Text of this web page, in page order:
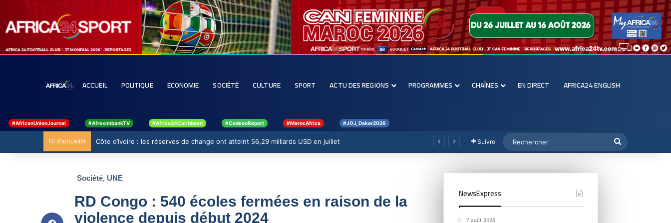
ACCUEIL POLITIQUE ECONOMIE SOCIÉTÉ CULTURE SPORT ACTU DES REGIONS PROGRAMMES CHAÎNES EN DIRECT AFRICA24 ENGLISH
#AfricanUnionJournal #AfreximbankTV #Africa24Caribbean #CedeaoReport #MarocAfrica #JOJ_Dakar2026
Fil d'actualité Côte d’Ivoire : les réserves de change ont atteint 56,29 milliards USD en juillet Suivre
Société, UNE
RD Congo : 540 écoles fermées en raison de la
violence depuis début 2024
NewsExpress
7 août 2026